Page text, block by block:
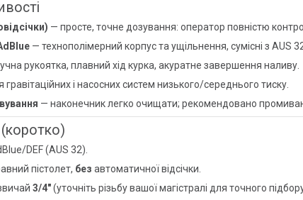
— просте, точне дозування: оператор повністю
— технополімерний корпус та ущільнення, сумісні з AUS
рукоятка, плавний хід курка, акуратне завершення наливу.
гравітаційних і насосних систем низького/середнього тиску.
— наконечник легко очищати; рекомендовано
(коротко)
DEF (AUS 32).
пістолет, без автоматичної відсічки.
3/4″(уточніть різьбу вашої магістралі для точного